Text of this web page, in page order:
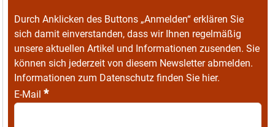
Durch Anklicken des Buttons „Anmelden“ erklären Sie
sich damit einverstanden, dass wir Ihnen regelmäßig
unsere aktuellen Artikel und Informationen zusenden. Sie
können sich jederzeit von diesem Newsletter abmelden.
Informationen zum Datenschutz finden Sie hier.
E-Mail *